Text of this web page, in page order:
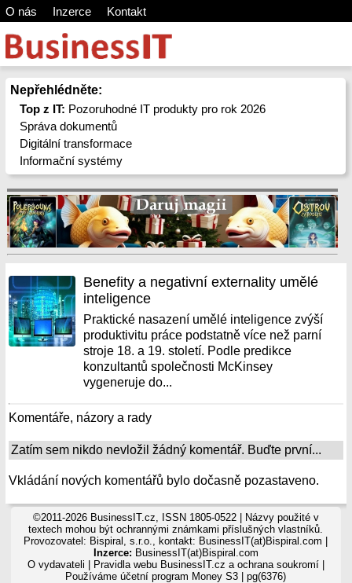
O nás Inzerce Kontakt
Nepřehlédněte:
Top z IT: Pozoruhodné IT produkty pro rok 2026
Správa dokumentů
Digitální transformace
Informační systémy
Benefity a negativní externality umělé
inteligence
Praktické nasazení umělé inteligence zvýší
produktivitu práce podstatně více než parní
stroje 18. a 19. století. Podle predikce
konzultantů společnosti McKinsey
vygeneruje do...
Komentáře, názory a rady
Zatím sem nikdo nevložil žádný komentář. Buďte první...
Vkládání nových komentářů bylo dočasně pozastaveno.
©2011-2026 BusinessIT.cz, ISSN 1805-0522 | Názvy použité v
textech mohou být ochrannými známkami příslušných vlastníků.
Provozovatel: Bispiral, s.r.o., kontakt: BusinessIT(at)Bispiral.com |
Inzerce: BusinessIT(at)Bispiral.com
O vydavateli
Pravidla webu BusinessIT.cz a ochrana soukromí|
Používámeúčetní program Money S3 | pg(6376)